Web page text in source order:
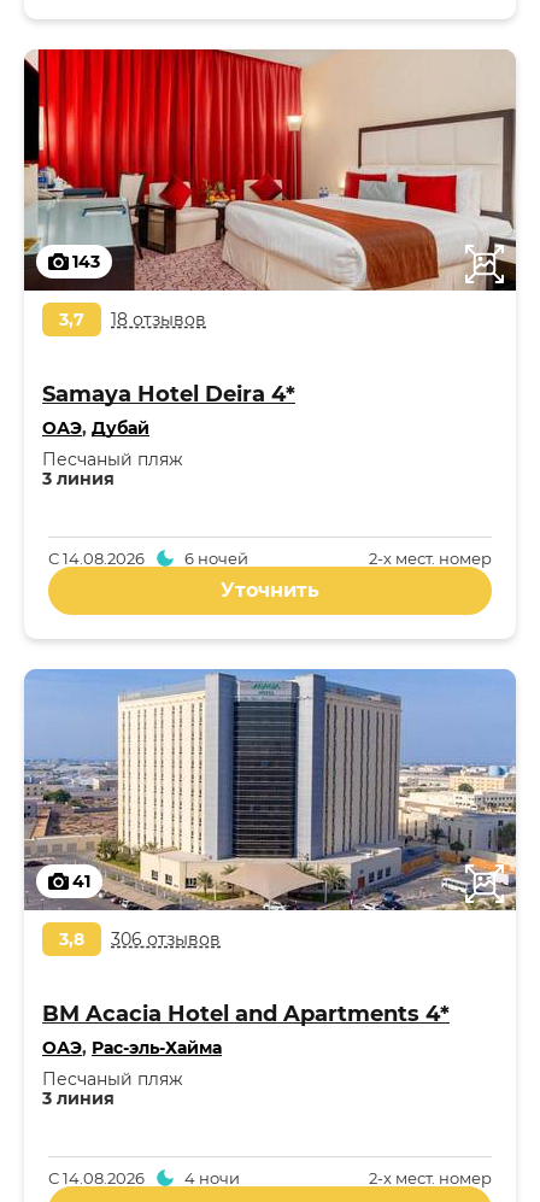
143
3,7 18 отзывов
Samaya Hotel Deira 4*
ОАЭ, Дубай
3 линия
Песчаный пляж
2-x мест. номер
С14.08.2026 6 ночей
Уточнить
41
3,8 306 отзывов
BM Acacia Hotel and Apartments 4*
ОАЭ, Рас-эль-Хайма
3 линия
Песчаный пляж
2-x мест. номер
С14.08.2026 4 ночи